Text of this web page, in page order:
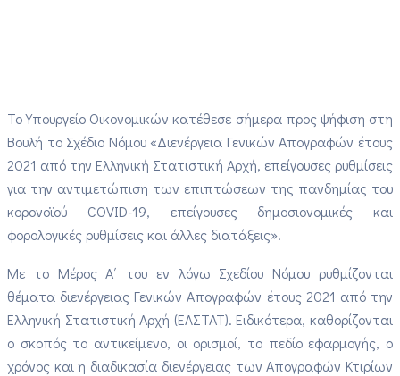
Το Υπουργείο Οικονομικών κατέθεσε σήμερα προς ψήφιση στη
Βουλή το Σχέδιο Νόμου «Διενέργεια Γενικών Απογραφών έτους
2021 από την Ελληνική Στατιστική Αρχή, επείγουσες ρυθμίσεις
για την αντιμετώπιση των επιπτώσεων της πανδημίας του
κορονοϊού COVID-19, επείγουσες δημοσιονομικές και
φορολογικές ρυθμίσεις και άλλες διατάξεις».
Με το Μέρος Α΄ του εν λόγω Σχεδίου Νόμου ρυθμίζονται
θέματα διενέργειας Γενικών Απογραφών έτους 2021 από την
Ελληνική Στατιστική Αρχή (ΕΛΣΤΑΤ). Ειδικότερα, καθορίζονται
ο σκοπός το αντικείμενο, οι ορισμοί, το πεδίο εφαρμογής, ο
χρόνος και η διαδικασία διενέργειας των Απογραφών Κτιρίων